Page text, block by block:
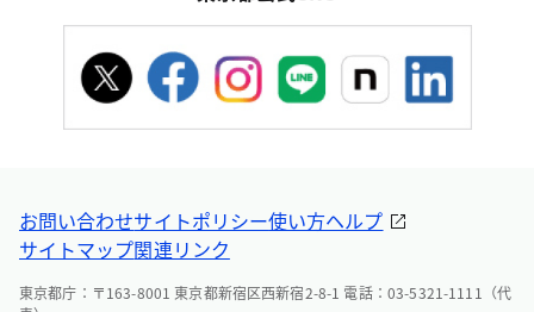
お問い合わせサイトポリシー使い方ヘルプ
サイトマップ関連リンク
東京都庁：〒163-8001 東京都新宿区西新宿2-8-1 電話：03-5321-1111（代